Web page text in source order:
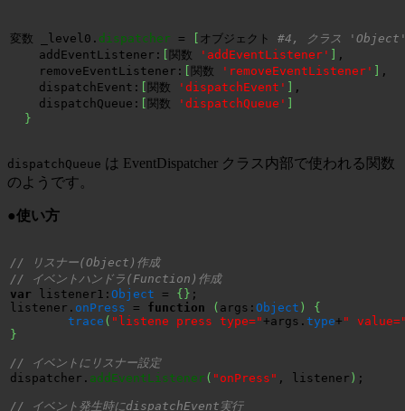
変数 _level0. dispatcher = [ オブジェクト #4, クラス
    addEventListener:
[ 関数 'addEventListener' ] ,
    removeEventListener:
[ 関数 'removeEventListener' ] ,
    dispatchEvent:
[ 関数 'dispatchEvent' ] ,
    dispatchQueue:
[ 関数 'dispatchQueue' ]
}
dispatchQueue は EventDispatcher クラス内部で使われる関数
のようです。
●使い方
// リスナー(Object)作成
// イベントハンドラ(Function)作成
var listener1: Object = {} ;
listener. onPress = function ( args: Object )
{
trace ( "listene press type=" +args. type+ "
}
// イベントにリスナー設定
dispatcher. addEventListener ( "onPress" , listener ) ;
// イベント発生時にdispatchEvent実行